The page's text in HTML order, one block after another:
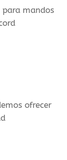
para mandos
ofrecer